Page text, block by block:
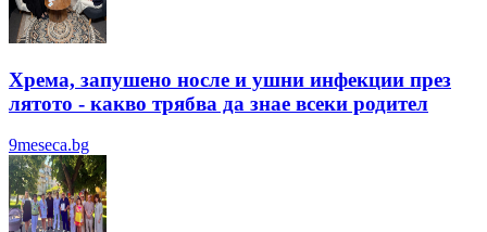
Хрема, запушено носле и ушни инфекции през
лятотo - какво трябва да знае всеки родител
9meseca.bg